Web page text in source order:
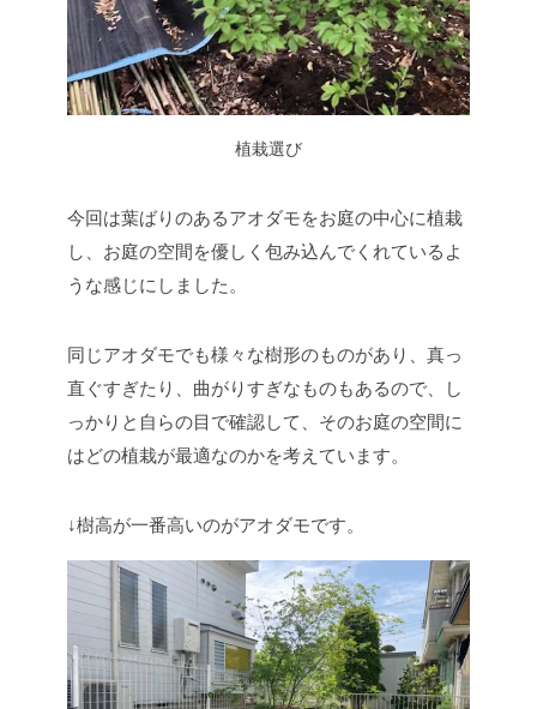
植栽選び
今回は葉ばりのあるアオダモをお庭の中心に植栽
し、お庭の空間を優しく包み込んでくれているよ
うな感じにしました。
同じアオダモでも様々な樹形のものがあり、真っ
直ぐすぎたり、曲がりすぎなものもあるので、し
っかりと自らの目で確認して、そのお庭の空間に
はどの植栽が最適なのかを考えています。
↓樹高が一番高いのがアオダモです。